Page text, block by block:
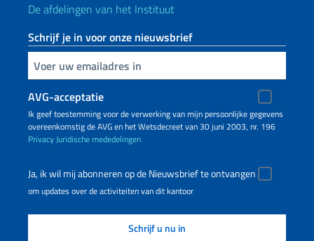
De afdelingen van het Instituut
Schrijf je in voor onze nieuwsbrief
Voer uw e-mailadres in
AVG-acceptatie
Ik geef toestemming voor de verwerking van mijn persoonlijke gegevens
overeenkomstig de AVG en het Wetsdecreet van 30 juni 2003, nr. 196
PrivacyJuridische mededelingen
Ja, ik wil mij abonneren op de Nieuwsbrief te ontvangen
om updates over de activiteiten van dit kantoor